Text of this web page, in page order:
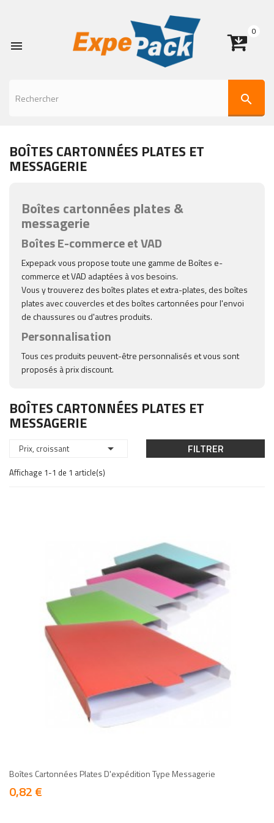

0
search
BOÎTES CARTONNÉES PLATES ET
MESSAGERIE
Boîtes cartonnées plates &
messagerie
Boîtes E-commerce et VAD
Expepack vous propose toute une gamme de Boîtes e-
commerce et VAD adaptées à vos besoins.
Vous y trouverez des boîtes plates et extra-plates, des boîtes
plates avec couvercles et des boîtes cartonnées pour l'envoi
de chaussures ou d'autres produits.
Personnalisation
Tous ces produits peuvent-être personnalisés et vous sont
proposés à prix discount.
BOÎTES CARTONNÉES PLATES ET
MESSAGERIE
Prix, croissant  FILTRER
Affichage 1-1 de 1 article(s)
Boîtes Cartonnées Plates D'expédition Type Messagerie
0,82 €